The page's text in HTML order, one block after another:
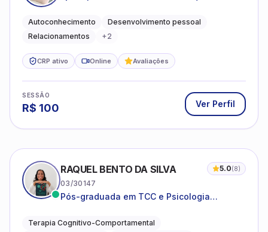
Autoconhecimento
Desenvolvimento pessoal
Relacionamentos
+2
CRP ativo Online Avaliações
SESSÃO
R$ 100 Ver Perfil
RAQUEL BENTO DA SILVA 5.0(8)
03/30147
Pós-graduada em TCC e Psicologia
Terapia Cognitivo-Comportamental